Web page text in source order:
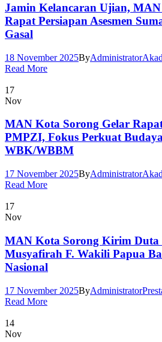
Jamin Kelancaran Ujian,
Rapat Persiapan Asesmen
Gasal
18 November 2025ByAdministrator
Read More
17
Nov
MAN Kota Sorong Gelar
PMPZI, Fokus Perkuat
WBK/WBBM
17 November 2025ByAdministrator
Read More
17
Nov
MAN Kota Sorong Kirim Duta
Musyafirah F. Wakili Papua
Nasional
17 November 2025ByAdministrator
Read More
14
Nov